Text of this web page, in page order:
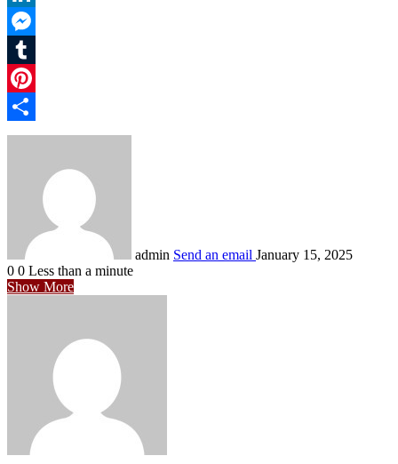
LinkedIn
Messenger
Tumblr
Pinterest
Share
admin Send an email January 15, 2025
0 0 Less than a minute
Show More